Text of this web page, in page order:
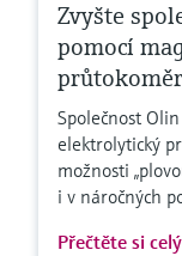
Zvyšte
pomocí
Společnost
elektrolytický
možnosti
i v náročných
Přečtěte si